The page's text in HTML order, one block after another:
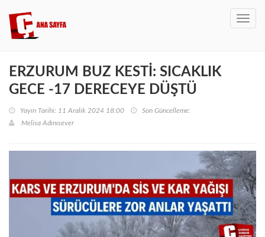
ERZURUM BUZ KESTİ: SICAKLIK
GECE -17 DERECEYE DÜŞTÜ
Yayın Tarihi: 11 Aralık 2024 18:00
Son Güncelleme:
Melisa Adınısever